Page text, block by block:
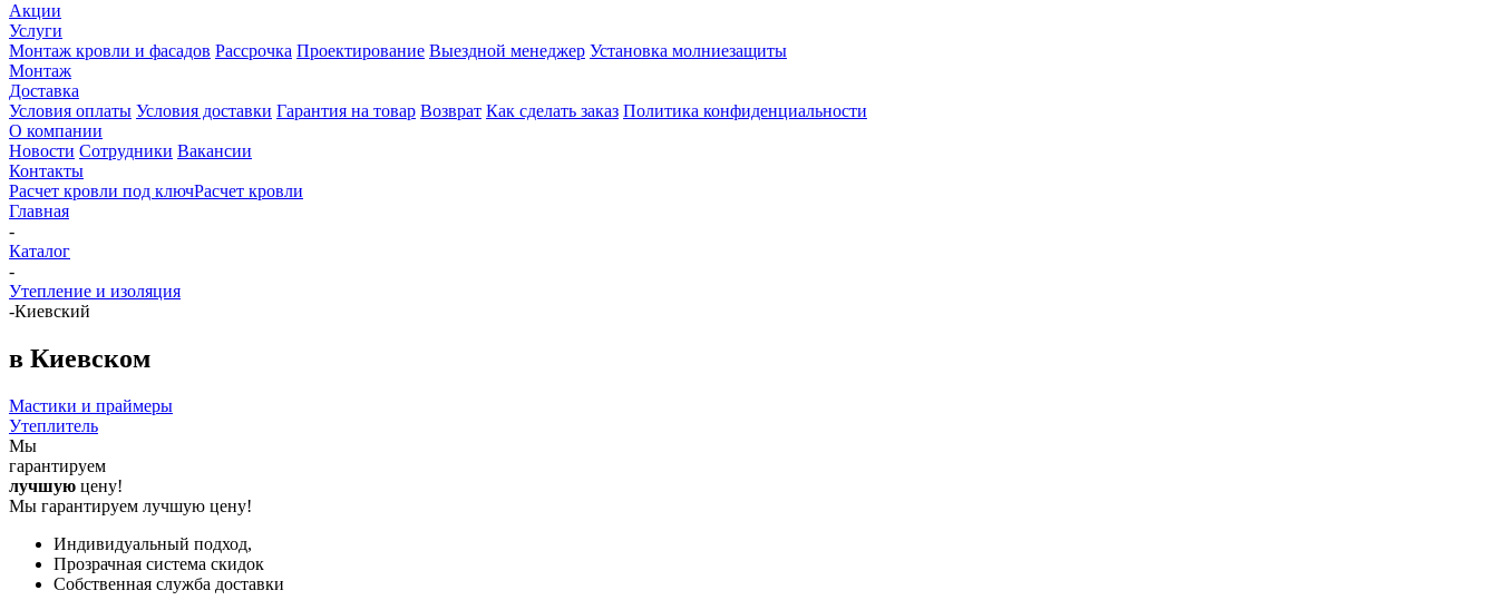
Акции
Услуги
Монтаж кровли и фасадов Рассрочка Проектирование Выездной менеджер Установка молниезащиты
Монтаж
Доставка
Условия оплаты Условия доставки Гарантия на товар Возврат Как сделать заказ Политика конфиденциальности
О компании
Новости Сотрудники Вакансии
Контакты
Расчет кровли под ключРасчет кровли
Главная
-
Каталог
-
Утепление и изоляция
-Киевский
в Киевском
Мастики и праймеры
Утеплитель
Мы
гарантируем
лучшую цену!
Мы гарантируем лучшую цену!
Индивидуальный подход,
Прозрачная система скидок
Собственная служба доставки